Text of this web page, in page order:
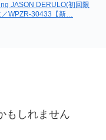
JASON DERULO(初回限
／WPZR-30433【新…
もしれません